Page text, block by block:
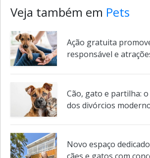
Veja também em
Ação gratuita
responsável e
dos divórcios